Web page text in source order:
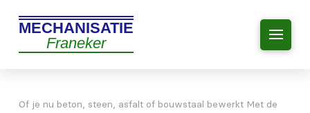
MECHANISATIE
Franeker
Of je nu beton, steen, asfalt of bouwstaal bewerkt Met de